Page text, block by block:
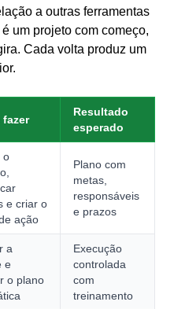
a outras ferramentas
é um projeto com começo,
Cada volta produz um
fazer
Resultado
esperado
o
e criar o
ação
Plano com
metas,
responsáveis
e prazos
a
e
o plano
Execução
controlada
com
treinamento